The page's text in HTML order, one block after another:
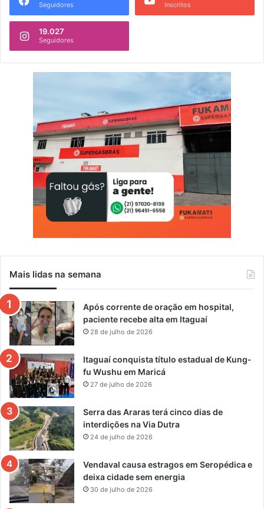
Seguidores Inscritos
19.027
Seguidores
Mais lidas na semana
Após corrente de oração em hospital,
paciente recebe alta em Itaguaí
28 de julho de 2026
Itaguaí conquista título estadual de Kung-
fu Wushu em Maricá
27 de julho de 2026
Serra das Araras terá cinco dias de
interdições na Via Dutra
24 de julho de 2026
Vendaval causa estragos em Seropédica e
deixa cidade sem energia
30 de julho de 2026